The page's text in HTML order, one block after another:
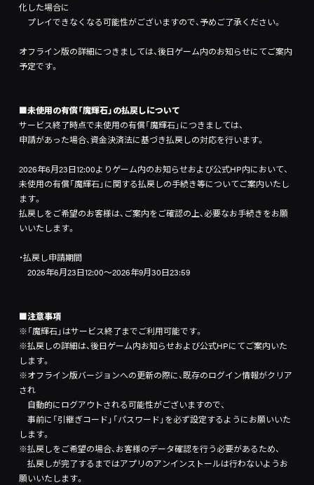
化した場合に
プレイできなくなる可能性がございますので、予めご了承ください。
オフライン版の詳細につきましては、後日ゲーム内のお知らせにてご案内
予定です。
■未使用の有償「魔輝石」の払戻しについて
サービス終了時点で未使用の有償「魔輝石」につきましては、
申請があった場合、資金決済法に基づき払戻しの対応を行います。
2026年6月23日12:00よりゲーム内のお知らせおよび公式HP内において、
未使用の有償「魔輝石」に関する払戻しの手続き等についてご案内いたし
ます。
払戻しをご希望のお客様は、ご案内をご確認の上、必要なお手続きをお願
いいたします。
・払戻し申請期間
2026年6月23日12:00～2026年9月30日23:59
■注意事項
※「魔輝石」はサービス終了までご利用可能です。
※払戻しの詳細は、後日ゲーム内お知らせおよび公式HPにてご案内いた
します。
※オフライン版バージョンへの更新の際に、既存のログイン情報がクリア
され
自動的にログアウトされる可能性がございますので、
事前に「引継ぎコード」「パスワード」を必ず設定するようにお願いいた
します。
※払戻しをご希望の場合、お客様のデータ確認を行う必要があるため、
払戻しが完了するまではアプリのアンインストールは行わないようお
願いいたします。